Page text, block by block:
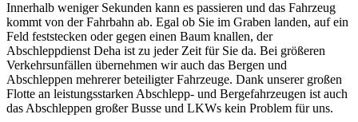
Innerhalb weniger Sekunden kann es passieren und das Fahrzeug
kommt von der Fahrbahn ab. Egal ob Sie im Graben landen, auf ein
Feld feststecken oder gegen einen Baum knallen, der
Abschleppdienst Deha ist zu jeder Zeit für Sie da. Bei größeren
Verkehrsunfällen übernehmen wir auch das Bergen und
Abschleppen mehrerer beteiligter Fahrzeuge. Dank unserer großen
Flotte an leistungsstarken Abschlepp- und Bergefahrzeugen ist auch
das Abschleppen großer Busse und LKWs kein Problem für uns.